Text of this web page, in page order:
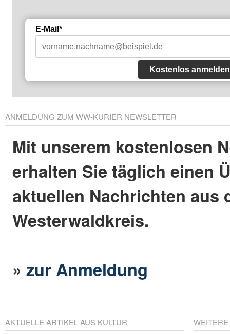
E-Mail*
Kostenlos anmelden
ANMELDUNG ZUM WW-KURIER NEWSLETTER
Mit unserem kostenlosen
erhalten Sie täglich einen
aktuellen Nachrichten aus
Westerwaldkreis.
»zur Anmeldung
AKTUELLE ARTIKEL AUS KULTUR